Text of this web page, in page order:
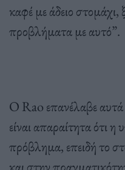
καφέ με άδειο στομάχι,
προβλήματα με αυτό”.
Ο Rao επανέλαβε
είναι απαραίτητα ότι
πρόβλημα, επειδή το
και στην